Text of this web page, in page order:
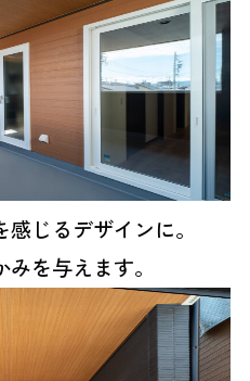
じるデザインに。
を与えます。